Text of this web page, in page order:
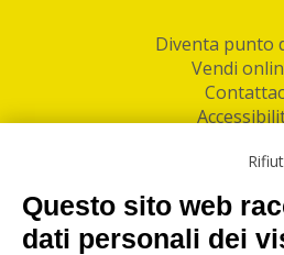
Diventa punto
Vendi
Linkedin
Questo sito web
dati personali dei